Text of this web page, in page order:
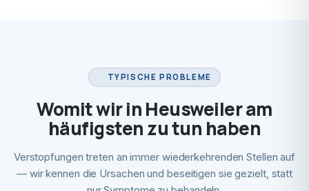
TYPISCHE PROBLEME
Womit wir in Heusweiler am
häufigsten zu tun haben
Verstopfungen treten an immer wiederkehrenden Stellen auf
— wir kennen die Ursachen und beseitigen sie gezielt, statt